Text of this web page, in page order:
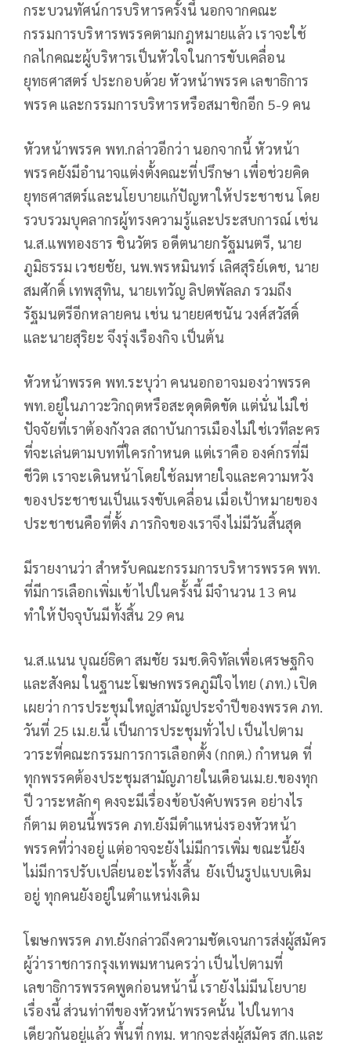
กระบวนทัศน์การบริหารครั้งนี้ นอกจากคณะ
กรรมการบริหารพรรคตามกฎหมายแล้ว เราจะใช้
กลไกคณะผู้บริหารเป็นหัวใจในการขับเคลื่อน
ยุทธศาสตร์ ประกอบด้วย หัวหน้าพรรค เลขาธิการ
พรรค และกรรมการบริหารหรือสมาชิกอีก 5-9 คน
หัวหน้าพรรค พท.กล่าวอีกว่า นอกจากนี้ หัวหน้า
พรรคยังมีอำนาจแต่งตั้งคณะที่ปรึกษา เพื่อช่วยคิด
ยุทธศาสตร์และนโยบายแก้ปัญหาให้ประชาชน โดย
รวบรวมบุคลากรผู้ทรงความรู้และประสบการณ์ เช่น
น.ส.แพทองธาร ชินวัตร อดีตนายกรัฐมนตรี, นาย
ภูมิธรรม เวชยชัย, นพ.พรหมินทร์ เลิศสุริย์เดช, นาย
สมศักดิ์ เทพสุทิน, นายเทวัญ ลิปตพัลลภ รวมถึง
รัฐมนตรีอีกหลายคน เช่น นายยศชนัน วงศ์สวัสดิ์
และนายสุริยะ จึงรุ่งเรืองกิจ เป็นต้น
หัวหน้าพรรค พท.ระบุว่า คนนอกอาจมองว่าพรรค
พท.อยู่ในภาวะวิกฤตหรือสะดุดติดขัด แต่นั่นไม่ใช่
ปัจจัยที่เราต้องกังวล สถาบันการเมืองไม่ใช่เวทีละคร
ที่จะเล่นตามบทที่ใครกำหนด แต่เราคือ องค์กรที่มี
ชีวิต เราจะเดินหน้าโดยใช้ลมหายใจและความหวัง
ของประชาชนเป็นแรงขับเคลื่อน เมื่อเป้าหมายของ
ประชาชนคือที่ตั้ง ภารกิจของเราจึงไม่มีวันสิ้นสุด
มีรายงานว่า สำหรับคณะกรรมการบริหารพรรค พท.
ที่มีการเลือกเพิ่มเข้าไปในครั้งนี้ มีจำนวน 13 คน
ทำให้ปัจจุบันมีทั้งสิ้น 29 คน
น.ส.แนน บุณย์ธิดา สมชัย รมช.ดิจิทัลเพื่อเศรษฐกิจ
และสังคม ในฐานะโฆษกพรรคภูมิใจไทย (ภท.) เปิด
เผยว่า การประชุมใหญ่สามัญประจำปีของพรรค ภท.
วันที่ 25 เม.ย.นี้ เป็นการประชุมทั่วไป เป็นไปตาม
วาระที่คณะกรรมการการเลือกตั้ง (กกต.) กำหนด ที่
ทุกพรรคต้องประชุมสามัญภายในเดือนเม.ย.ของทุก
ปี วาระหลักๆ คงจะมีเรื่องข้อบังคับพรรค อย่างไร
ก็ตาม ตอนนี้พรรค ภท.ยังมีตำแหน่งรองหัวหน้า
พรรคที่ว่างอยู่ แต่อาจจะยังไม่มีการเพิ่ม ขณะนี้ยัง
ไม่มีการปรับเปลี่ยนอะไรทั้งสิ้น ยังเป็นรูปแบบเดิม
อยู่ ทุกคนยังอยู่ในตำแหน่งเดิม
โฆษกพรรค ภท.ยังกล่าวถึงความชัดเจนการส่งผู้สมัคร
ผู้ว่าราชการกรุงเทพมหานครว่า เป็นไปตามที่
เลขาธิการพรรคพูดก่อนหน้านี้ เรายังไม่มีนโยบาย
เรื่องนี้ ส่วนท่าทีของหัวหน้าพรรคนั้น ไปในทาง
เดียวกันอยู่แล้ว พื้นที่ กทม. หากจะส่งผู้สมัคร สก.และ